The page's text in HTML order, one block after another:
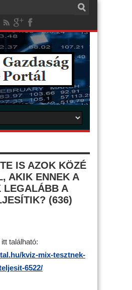
IS AZOK KÖZÉ
AKIK ENNEK A
LEGALÁBB A
(636)
található:
kviz-mix-tesztnek-
6522/